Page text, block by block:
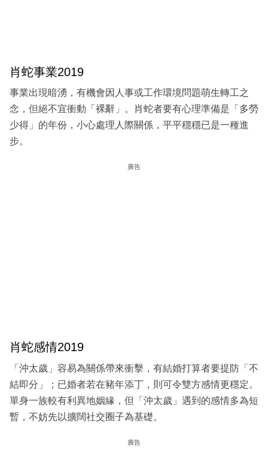
肖蛇事業2019
事業出現暗湧，有機會因人事或工作環境問題萌生轉工之
念，但絕不宜衝動「裸辭」。肖蛇者要有心理準備是「多勞
少得」的年份，小心處理人際關係，平平穩穩已是一種進
步。
廣告
肖蛇感情2019
「沖太歲」容易為關係帶來衝擊，有結婚打算者要提防「不
結即分」；已婚者若在豬年添丁，則可令雙方感情更穩定。
單身一族較有利異地姻緣，但「沖太歲」遇到的感情多為短
暫，不妨先以擴闊社交圈子為基礎。
廣告